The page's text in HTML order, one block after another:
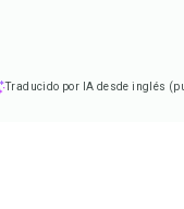
Traducido por IA desde inglés